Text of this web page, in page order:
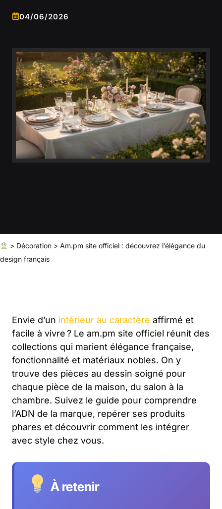
04/06/2026
> Décoration> Am.pm site officiel : découvrez l’élégance du
design français
Envie d’un intérieur au caractère affirmé et
facile à vivre ? Le am.pm site officiel réunit des
collections qui marient élégance française,
fonctionnalité et matériaux nobles. On y
trouve des pièces au dessin soigné pour
chaque pièce de la maison, du salon à la
chambre. Suivez le guide pour comprendre
l’ADN de la marque, repérer ses produits
phares et découvrir comment les intégrer
avec style chez vous.
À retenir